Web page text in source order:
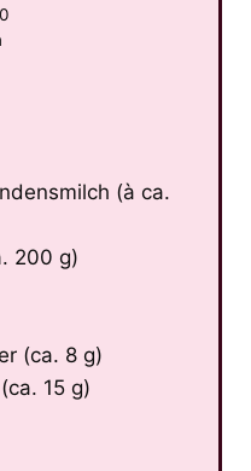
(à ca.
200 g)
(ca. 8 g)
15 g)